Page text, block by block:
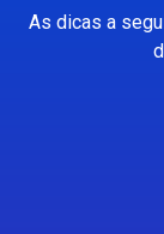
As dicas a